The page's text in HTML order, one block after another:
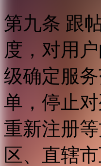
第九条 跟
度，对用
级确定服
单，停止
重新注册
区、直辖